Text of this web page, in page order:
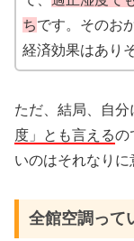
ちです。そのお
経済効果はあり
ただ、結局、自分
度」とも言えるの
いのはそれなりに
全館空調って